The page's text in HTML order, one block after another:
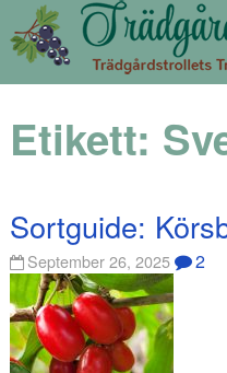
Etikett:
Sortguide:
September 26, 2025 2